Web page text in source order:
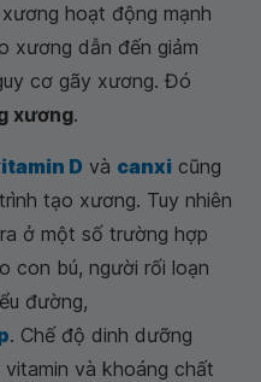
hoạt động mạnh
xương dẫn đến giảm
cơ gãy xương. Đó
xương.
D và canxi cũng
tạo xương. Tuy nhiên
ở một số trường hợp
con bú, người rối loạn
đường,
. Chế độ dinh dưỡng
và khoáng chất